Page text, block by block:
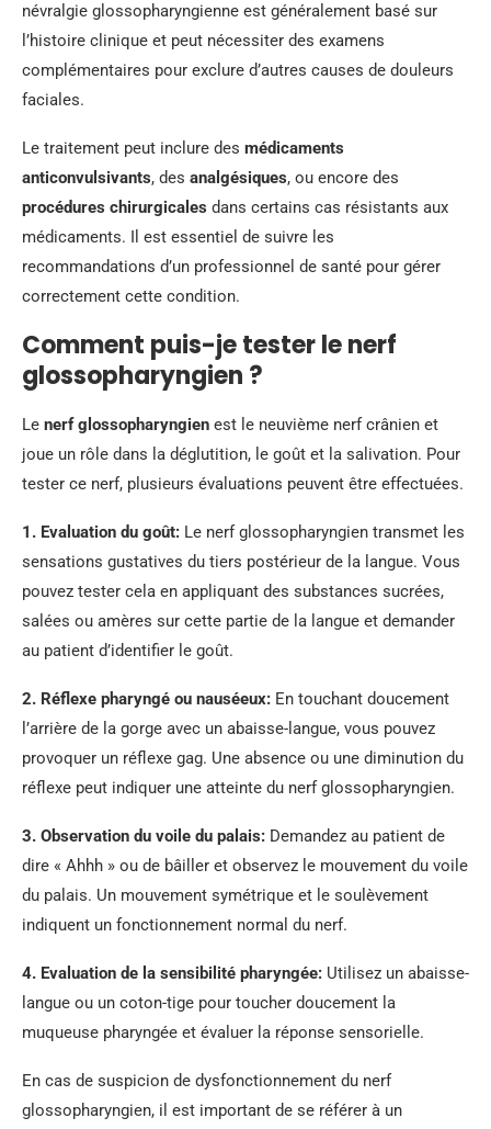
névralgie glossopharyngienne est généralement basé sur
l’histoire clinique et peut nécessiter des examens
complémentaires pour exclure d’autres causes de douleurs
faciales.
Le traitement peut inclure des médicaments
anticonvulsivants, des analgésiques, ou encore des
procédures chirurgicales dans certains cas résistants aux
médicaments. Il est essentiel de suivre les
recommandations d’un professionnel de santé pour gérer
correctement cette condition.
Comment puis-je tester le nerf
glossopharyngien ?
Le nerf glossopharyngien est le neuvième nerf crânien et
joue un rôle dans la déglutition, le goût et la salivation. Pour
tester ce nerf, plusieurs évaluations peuvent être effectuées.
1. Evaluation du goût: Le nerf glossopharyngien transmet les
sensations gustatives du tiers postérieur de la langue. Vous
pouvez tester cela en appliquant des substances sucrées,
salées ou amères sur cette partie de la langue et demander
au patient d’identifier le goût.
2. Réflexe pharyngé ou nauséeux: En touchant doucement
l’arrière de la gorge avec un abaisse-langue, vous pouvez
provoquer un réflexe gag. Une absence ou une diminution du
réflexe peut indiquer une atteinte du nerf glossopharyngien.
3. Observation du voile du palais: Demandez au patient de
dire « Ahhh » ou de bâiller et observez le mouvement du voile
du palais. Un mouvement symétrique et le soulèvement
indiquent un fonctionnement normal du nerf.
4. Evaluation de la sensibilité pharyngée: Utilisez un abaisse-
langue ou un coton-tige pour toucher doucement la
muqueuse pharyngée et évaluer la réponse sensorielle.
En cas de suspicion de dysfonctionnement du nerf
glossopharyngien, il est important de se référer à un